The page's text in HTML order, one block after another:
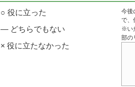
○ 役に立った
― どちらでもない
× 役に立たなかった
今後
で、
※い
部の